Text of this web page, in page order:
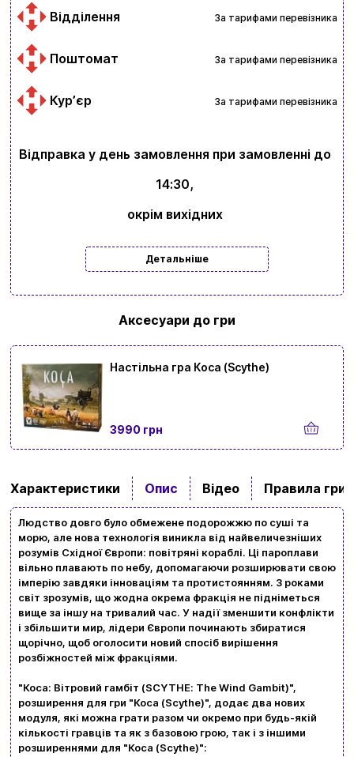
Відділення За тарифами перевізника
Поштомат За тарифами перевізника
Курʼєр За тарифами перевізника
Відправка у день замовлення при замовленні до
14:30,
окрім вихідних
Детальніше
Аксесуари до гри
3990 грн
Настільна гра Коса (Scythe)
Характеристики Опис Відео Правила гри
Людство довго було обмежене подорожжю по суші та
морю, але нова технологія виникла від найвеличезніших
розумів Східної Європи: повітряні кораблі. Ці пароплави
вільно плавають по небу, допомагаючи розширювати свою
імперію завдяки інноваціям та протистоянням. З роками
світ зрозумів, що жодна окрема фракція не підніметься
вище за іншу на тривалий час. У надії зменшити конфлікти
і збільшити мир, лідери Європи починають збиратися
щорічно, щоб оголосити новий спосіб вирішення
розбіжностей між фракціями.
"Коса: Вітровий гамбіт (SCYTHE: The Wind Gambit)",
розширення для гри "Коса (Scythe)", додає два нових
модуля, які можна грати разом чи окремо при будь-якій
кількості гравців та як з базовою грою, так і з іншими
розширеннями для "Коса (Scythe)":
Вхід Реєстрація
Бренди
Доставка та оплата
Новини та статті
Повернення та обмін товарів